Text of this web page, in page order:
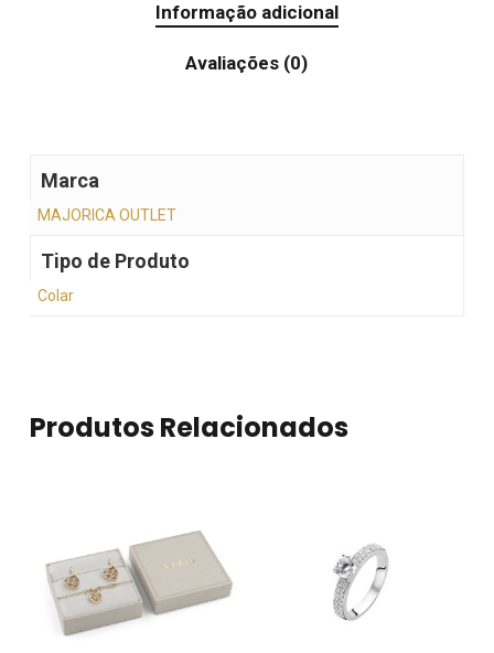
Nenhum produto no
carrinho.
Informação adicional
Avaliações (0)
Marca
MAJORICA OUTLET
Tipo de Produto
Colar
Produtos Relacionados